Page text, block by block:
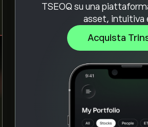
TSEOQ su una
asset, intuitiva
Acquista